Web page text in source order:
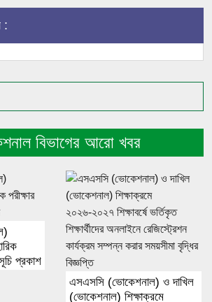
:
বিভাগের আরো খবর
প্রকাশ
এসএসসি (ভোকেশনাল) ও দাখিল
(ভোকেশনাল) শিক্ষাক্রমে